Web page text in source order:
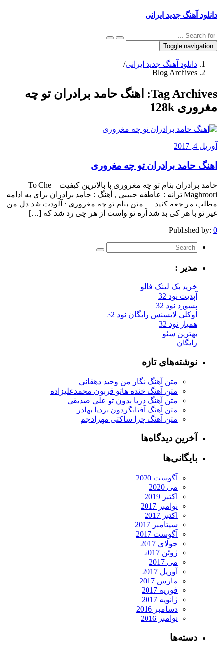
دانلود آهنگ جدید ایرانی
Toggle navigation
دانلود آهنگ جدید ایرانی/
Blog Archives
Tag Archives:
اهنگ حامد برادران تو چه
مغروری 128k
آوریل 4, 2017
اهنگ حامد برادران تو چه مغروری
حامد برادران بنام تو چه مغروری با بالاترین کیفیت – To Che
Maghroori ترانه : عاطفه حبیبی , آهنگ : حامد برادران برای به ادامه
مطلب مراجعه کنید … متن بنام تو چه مغروری : آلودت شد دل من
غیر تو با هر کی بد شد آره تو واست از هر چی رد شد که […]
Published by: 0
مدیر :
خرید بک لینک فالو
آپدیت نود 32
پسورد نود 32
اوکلی لایسنس رایگان نود 32
همیار نود 32
بهترین سئو
رایگان
نوشته‌های تازه
متن آهنگ نگار من وحید دهقانی
متن آهنگ خنده هاتو قربون محمدعلیزاده
متن آهنگ دریا بدون تو علی صدیقی
متن آهنگ آفتابگردون بردیا بهادر
متن آهنگ چرا ساکتی مهرادجم
آخرین دیدگاه‌ها
بایگانی‌ها
آگوست 2020
می 2020
اکتبر 2019
نوامبر 2017
اکتبر 2017
سپتامبر 2017
آگوست 2017
جولای 2017
ژوئن 2017
می 2017
آوریل 2017
مارس 2017
فوریه 2017
ژانویه 2017
دسامبر 2016
نوامبر 2016
دسته‌ها